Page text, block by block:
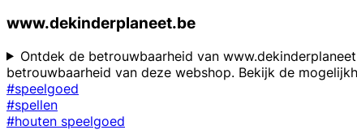
www.dekinderplaneet.be
Ontdek de betrouwbaarheid van
betrouwbaarheid van deze webshop. Bekijk de
#speelgoed
#spellen
#houten speelgoed